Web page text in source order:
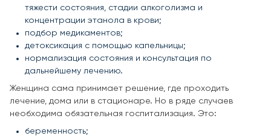
тяжести состояния, стадии алкоголизма и
концентрации этанола в крови;
подбор медикаментов;
детоксикация с помощью капельницы;
нормализация состояния и консультация по
дальнейшему лечению.
Женщина сама принимает решение, где проходить
лечение, дома или в стационаре. Но в ряде случаев
необходима обязательная госпитализация. Это:
беременность;